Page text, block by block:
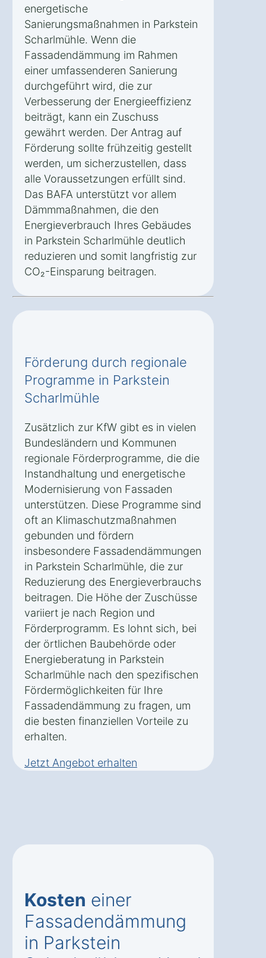
energetische
Sanierungsmaßnahmen in Parkstein
Scharlmühle. Wenn die
Fassadendämmung im Rahmen
einer umfassenderen Sanierung
durchgeführt wird, die zur
Verbesserung der Energieeffizienz
beiträgt, kann ein Zuschuss
gewährt werden. Der Antrag auf
Förderung sollte frühzeitig gestellt
werden, um sicherzustellen, dass
alle Voraussetzungen erfüllt sind.
Das BAFA unterstützt vor allem
Dämmmaßnahmen, die den
Energieverbrauch Ihres Gebäudes
in Parkstein Scharlmühle deutlich
reduzieren und somit langfristig zur
CO₂-Einsparung beitragen.
Förderung durch regionale
Programme in Parkstein
Scharlmühle
Zusätzlich zur KfW gibt es in vielen
Bundesländern und Kommunen
regionale Förderprogramme, die die
Instandhaltung und energetische
Modernisierung von Fassaden
unterstützen. Diese Programme sind
oft an Klimaschutzmaßnahmen
gebunden und fördern
insbesondere Fassadendämmungen
in Parkstein Scharlmühle, die zur
Reduzierung des Energieverbrauchs
beitragen. Die Höhe der Zuschüsse
variiert je nach Region und
Förderprogramm. Es lohnt sich, bei
der örtlichen Baubehörde oder
Energieberatung in Parkstein
Scharlmühle nach den spezifischen
Fördermöglichkeiten für Ihre
Fassadendämmung zu fragen, um
die besten finanziellen Vorteile zu
erhalten.
Jetzt Angebot erhalten
Kosten einer
Fassadendämmung
in Parkstein